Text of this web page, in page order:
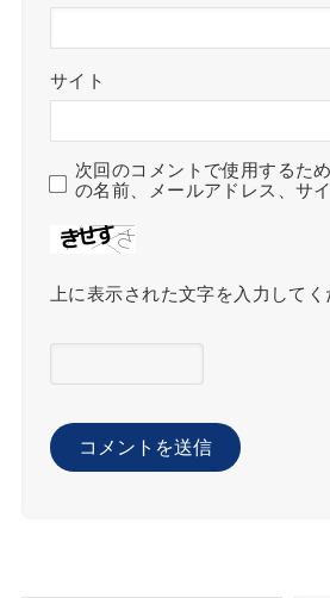
サイト
次回のコメントで使用するた
の名前、メールアドレス、サ
上に表示された文字を入力してく